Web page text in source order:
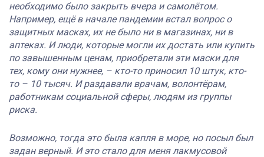
необходимо было закрыть вчера и самолётом.
Например, ещё в начале пандемии встал вопрос о
защитных масках, их не было ни в магазинах, ни в
аптеках. И люди, которые могли их достать или купить
по завышенным ценам, приобретали эти маски для
тех, кому они нужнее, – кто-то приносил 10 штук, кто-
то – 10 тысяч. И раздавали врачам, волонтёрам,
работникам социальной сферы, людям из группы
риска.
Возможно, тогда это была капля в море, но посыл был
задан верный. И это стало для меня лакмусовой